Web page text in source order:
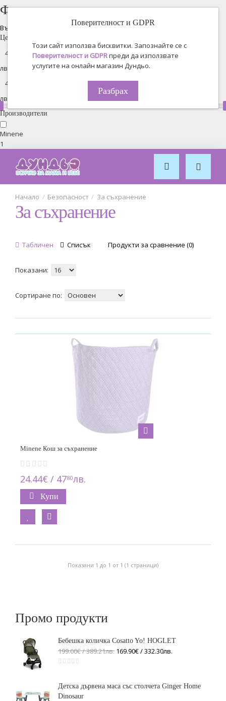
Филтрирано търсене
Възстановяване на всички
Цена
лв. -
лв.
Производители
Minene
1
Поверителност и GDPR
Този сайт използва бисквитки. Запознайте се с
Поверителност и GDPRпреди да използвате
услугите на онлайн магазин Дундьо.
Разбрах
Безопасност За съхранение
За съхранение
Табличен Списък Продукти за сравнение (0)
Показани:
Сортиране по:
Minene Кош за съхранение
24.44€ / 4780лв.
Купи
Показани 1 до 1 от 1 (1 страници)
Промо продукти
Бебешка количка Cosatto Yo! HOGLET
199.00€ / 389.21лв. 169.90€ / 332.30лв.
Детска дървена маса със столчета Ginger Home
Dinosaur